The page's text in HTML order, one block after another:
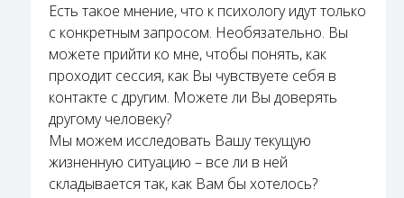
Есть такое мнение, что к психологу идут только
с конкретным запросом. Необязательно. Вы
можете прийти ко мне, чтобы понять, как
проходит сессия, как Вы чувствуете себя в
контакте с другим. Можете ли Вы доверять
другому человеку?
Мы можем исследовать Вашу текущую
жизненную ситуацию – все ли в ней
складывается так, как Вам бы хотелось?